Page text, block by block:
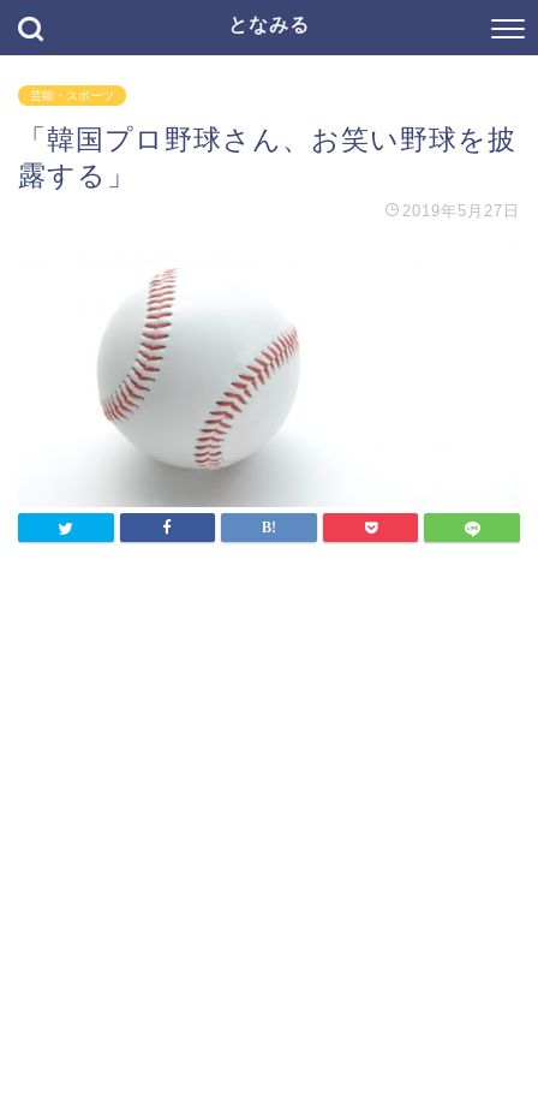
となみる
芸能・スポーツ
「韓国プロ野球さん、お笑い野球を披
露する」
2019年5月27日